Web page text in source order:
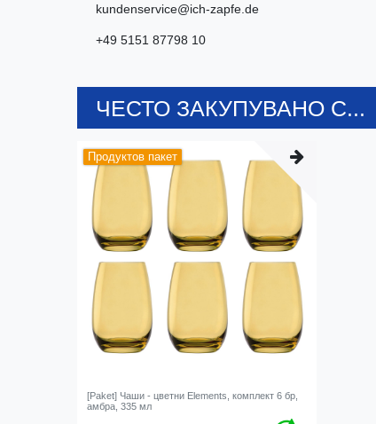
kundenservice@ich-zapfe.de
+49 5151 87798 10
ЧЕСТО ЗАКУПУВАНО С...
Продуктов пакет
[Paket] Чаши - цветни Elements, комплект 6 бр,
амбра, 335 мл